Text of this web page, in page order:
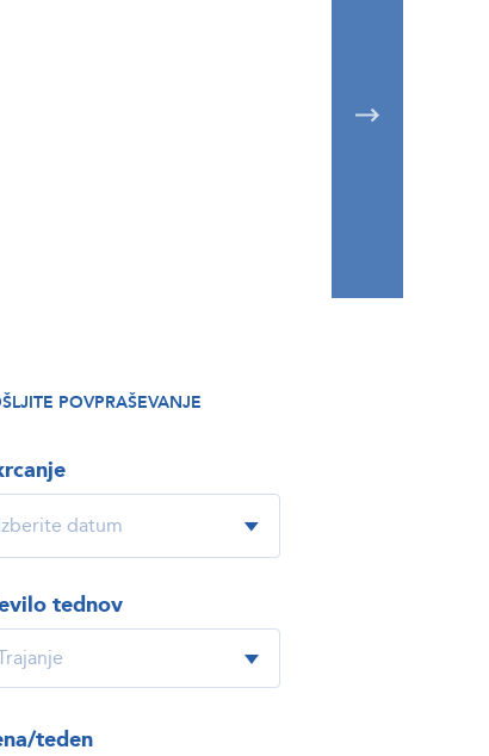
POVPRAŠEVANJE
tednov
teden